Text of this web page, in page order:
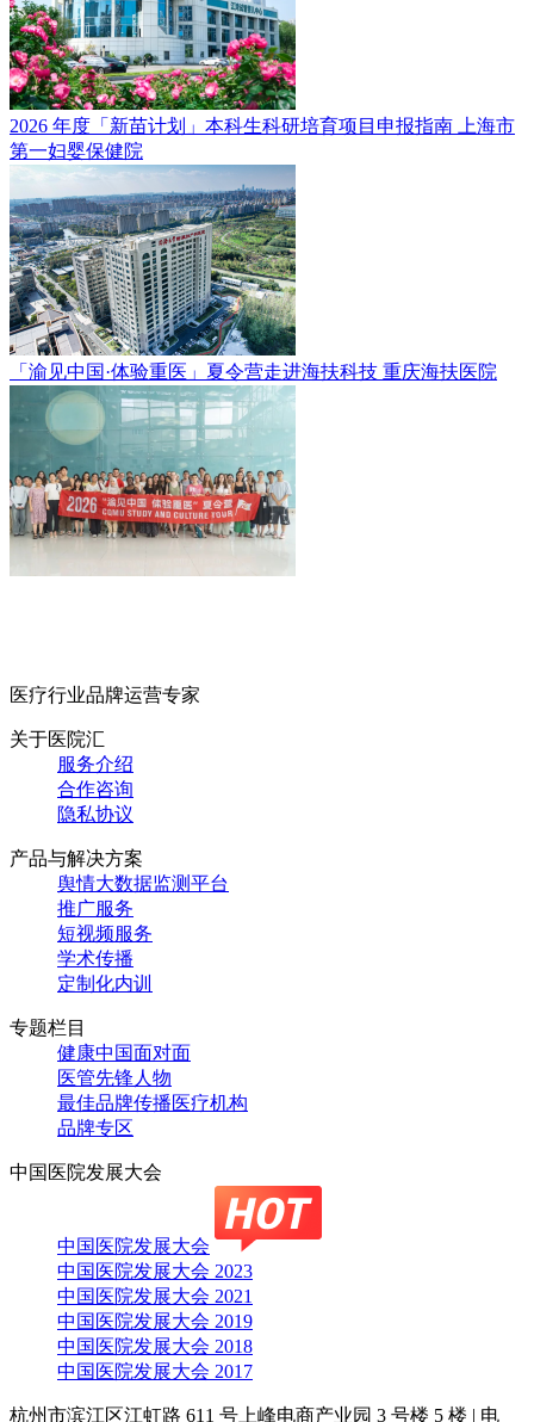
2026 年度「新苗计划」本科生科研培育项目申报指南
上海市
第一妇婴保健院
「渝见中国·体验重医」夏令营走进海扶科技 重庆海扶医院
医疗行业品牌运营专家
关于医院汇
服务介绍
合作咨询
隐私协议
产品与解决方案
舆情大数据监测平台
推广服务
短视频服务
学术传播
定制化内训
专题栏目
健康中国面对面
医管先锋人物
最佳品牌传播医疗机构
品牌专区
中国医院发展大会
中国医院发展大会
中国医院发展大会 2023
中国医院发展大会 2021
中国医院发展大会 2019
中国医院发展大会 2018
中国医院发展大会 2017
杭州市滨江区江虹路 611 号上峰电商产业园 3 号楼 5 楼 | 电